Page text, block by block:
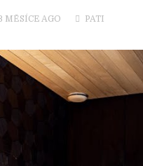
MĚSÍCE AGO PATI